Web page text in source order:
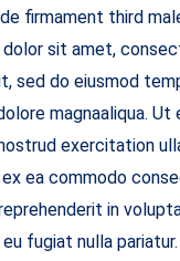
firmament third
dolor sit amet,
sed do eiusmod
magnaaliqua. Ut
exercitation
ea commodo
in
fugiat nulla